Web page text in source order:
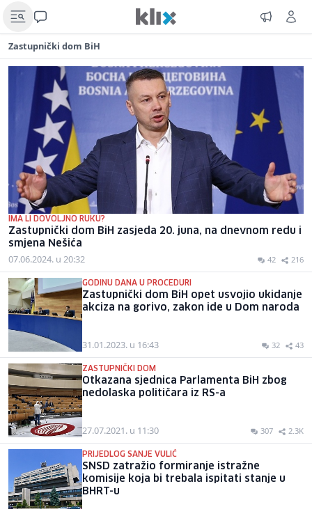
Zastupnički dom BiH
IMA LI DOVOLJNO RUKU?
Zastupnički dom BiH zasjeda 20. juna, na dnevnom redu i
smjena Nešića
07.06.2024. u 20:32 42 216
GODINU DANA U PROCEDURI
Zastupnički dom BiH opet usvojio ukidanje
akciza na gorivo, zakon ide u Dom naroda
31.01.2023. u 16:43 32 43
ZASTUPNIČKI DOM
Otkazana sjednica Parlamenta BiH zbog
nedolaska političara iz RS-a
27.07.2021. u 11:30 307 2.3K
PRIJEDLOG SANJE VULIĆ
SNSD zatražio formiranje istražne
komisije koja bi trebala ispitati stanje u
BHRT-u